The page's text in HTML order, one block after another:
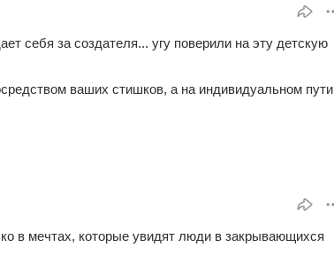
себя за создателя... угу поверили на эту детскую
ваших стишков, а на индивидуальном пути
в мечтах, которые увидят люди в закрывающихся